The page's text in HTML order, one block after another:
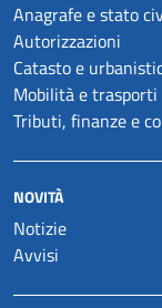
Anagrafe e stato
Autorizzazioni
Catasto e
Mobilità e trasporti
Tributi, finanze e
NOVITÀ
Notizie
Avvisi